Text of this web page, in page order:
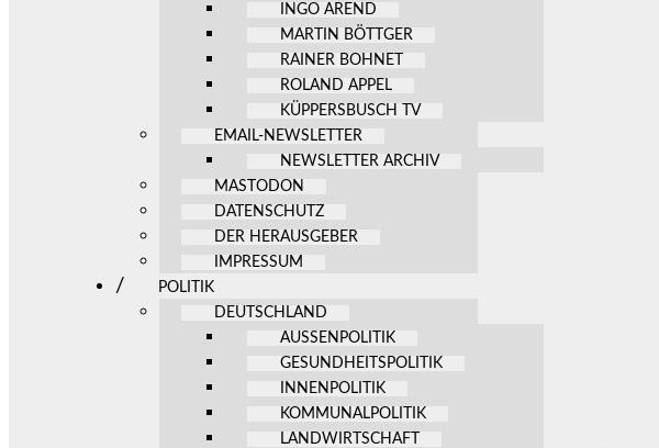
INGO AREND
MARTIN BÖTTGER
RAINER BOHNET
ROLAND APPEL
KÜPPERSBUSCH TV
EMAIL-NEWSLETTER
NEWSLETTER ARCHIV
MASTODON
DATENSCHUTZ
DER HERAUSGEBER
IMPRESSUM
POLITIK
DEUTSCHLAND
AUSSENPOLITIK
GESUNDHEITSPOLITIK
INNENPOLITIK
KOMMUNALPOLITIK
LANDWIRTSCHAFT